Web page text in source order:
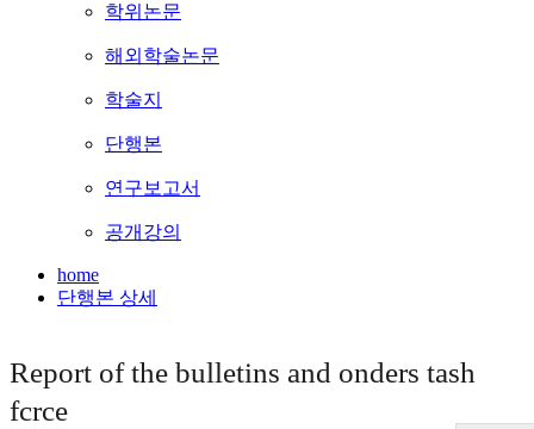
학위논문
해외학술논문
학술지
단행본
연구보고서
공개강의
home
단행본 상세
Report of the bulletins and onders tash
fcrce